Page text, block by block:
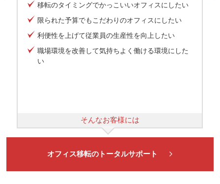
移転のタイミングでかっこいいオフィスにしたい
限られた予算でもこだわりのオフィスにしたい
利便性を上げて従業員の生産性を向上したい
職場環境を改善して気持ちよく働ける環境にした
い
そんなお客様には
オフィス移転のトータルサポート